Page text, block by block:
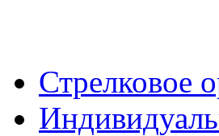
Стрелковое